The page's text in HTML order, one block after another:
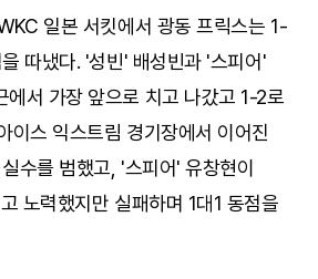
일본 서킷에서 광동 프릭스는 1-
따냈다. '성빈' 배성빈과 '스피어'
에서 가장 앞으로 치고 나갔고 1-2로
이스 익스트림 경기장에서 이어진
수를 범했고, '스피어' 유창현이
노력했지만 실패하며 1대1 동점을